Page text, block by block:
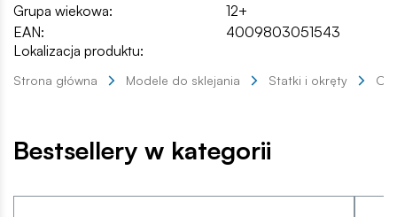
Grupa wiekowa:
12+
EAN:
4009803051543
Lokalizacja produktu:
Strona główna Modele do sklejania Statki i okręty
Bestsellery w kategorii